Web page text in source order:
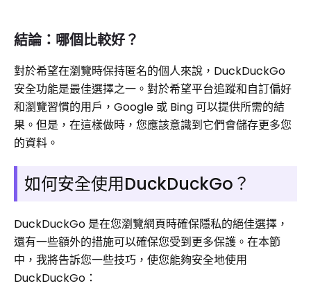
結論：哪個比較好？
對於希望在瀏覽時保持匿名的個人來說，DuckDuckGo
安全功能是最佳選擇之一。對於希望平台追蹤和自訂偏好
和瀏覽習慣的用戶，Google 或 Bing 可以提供所需的結
果。但是，在這樣做時，您應該意識到它們會儲存更多您
的資料。
如何安全使用DuckDuckGo？
DuckDuckGo 是在您瀏覽網頁時確保隱私的絕佳選擇，
還有一些額外的措施可以確保您受到更多保護。在本節
中，我將告訴您一些技巧，使您能夠安全地使用
DuckDuckGo：